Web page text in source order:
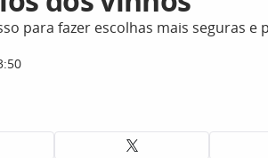
para fazer escolhas mais seguras e